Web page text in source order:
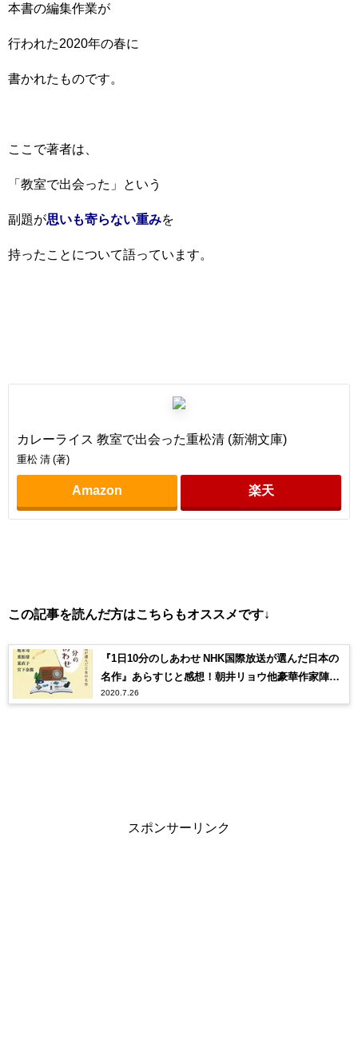
本書の編集作業が
行われた2020年の春に
書かれたものです。
ここで著者は、
「教室で出会った」という
副題が思いも寄らない重みを
持ったことについて語っています。
カレーライス 教室で出会った重松清 (新潮文庫)
重松 清 (著)
Amazon 楽天
この記事を読んだ方はこちらもオススメです↓
『1日10分のしあわせ NHK国際放送が選んだ日本の
名作』あらすじと感想！朝井リョウ他豪華作家陣勢
揃い
2020.7.26
スポンサーリンク